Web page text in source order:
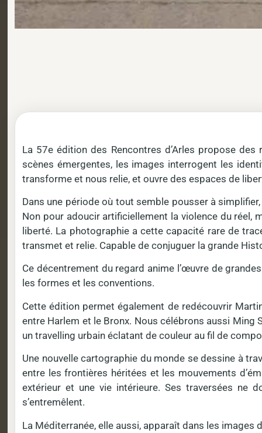
La 57e édition des Rencontres d’Arles propose
scènes émergentes, les images interrogent les
transforme et nous relie, et ouvre des espaces de
Dans une période où tout semble pousser à
Non pour adoucir artificiellement la violence du réel,
liberté. La photographie a cette capacité rare de
transmet et relie. Capable de conjuguer la grande
Ce décentrement du regard anime l’œuvre de
les formes et les conventions.
Cette édition permet également de redécouvrir
entre Harlem et le Bronx. Nous célébrons aussi
un travelling urbain éclatant de couleur au fil de
Une nouvelle cartographie du monde se dessine à
entre les frontières héritées et les mouvements
extérieur et une vie intérieure. Ses traversées ne
s’entremêlent.
La Méditerranée, elle aussi, apparaît dans les images